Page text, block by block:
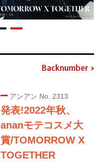
Backnumber
アンアン No. 2313
発表!2022年秋、
ananモテコスメ大
賞/TOMORROW X
TOGETHER